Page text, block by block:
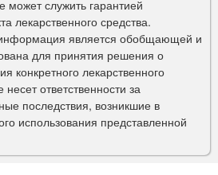
может служить гарантией
лекарственного средства.
является обобщающей и
для принятия решения о
конкретного лекарственного
ответственности за
последствия, возникшие в
использования представленной